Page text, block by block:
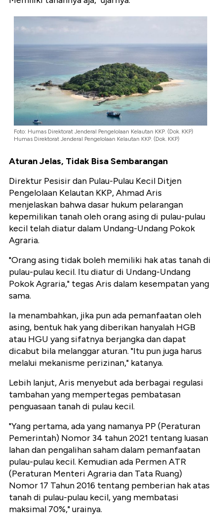
Foto: Humas Direktorat Jenderal Pengelolaan Kelautan KKP. (Dok. KKP)
Humas Direktorat Jenderal Pengelolaan Kelautan KKP. (Dok. KKP)
Aturan Jelas, Tidak Bisa Sembarangan
Direktur Pesisir dan Pulau-Pulau Kecil Ditjen
Pengelolaan Kelautan KKP, Ahmad Aris
menjelaskan bahwa dasar hukum pelarangan
kepemilikan tanah oleh orang asing di pulau-pulau
kecil telah diatur dalam Undang-Undang Pokok
Agraria.
"Orang asing tidak boleh memiliki hak atas tanah di
pulau-pulau kecil. Itu diatur di Undang-Undang
Pokok Agraria," tegas Aris dalam kesempatan yang
sama.
Ia menambahkan, jika pun ada pemanfaatan oleh
asing, bentuk hak yang diberikan hanyalah HGB
atau HGU yang sifatnya berjangka dan dapat
dicabut bila melanggar aturan. "Itu pun juga harus
melalui mekanisme perizinan," katanya.
Lebih lanjut, Aris menyebut ada berbagai regulasi
tambahan yang mempertegas pembatasan
penguasaan tanah di pulau kecil.
"Yang pertama, ada yang namanya PP (Peraturan
Pemerintah) Nomor 34 tahun 2021 tentang luasan
lahan dan pengalihan saham dalam pemanfaatan
pulau-pulau kecil. Kemudian ada Permen ATR
(Peraturan Menteri Agraria dan Tata Ruang)
Nomor 17 Tahun 2016 tentang pemberian hak atas
tanah di pulau-pulau kecil, yang membatasi
maksimal 70%," urainya.